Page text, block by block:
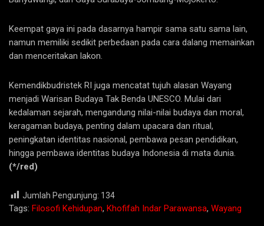
Keempat gaya ini pada dasarnya hampir sama satu sama lain,
namun memiliki sedikit perbedaan pada cara dalang memainkan
dan menceritakan lakon.
Kemendikbudristek RI juga mencatat tujuh alasan Wayang
menjadi Warisan Budaya Tak Benda UNESCO. Mulai dari
kedalaman sejarah, mengandung nilai-nilai budaya dan moral,
keragaman budaya, penting dalam upacara dan ritual,
peningkatan identitas nasional, pembawa pesan pendidikan,
hingga pembawa identitas budaya Indonesia di mata dunia.
(*/red)
Jumlah Pengunjung: 134
Tags: Filosofi Kehidupan, Khofifah Indar Parawansa, Wayang